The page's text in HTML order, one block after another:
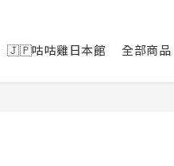
🇯🇵咕咕雞日本館 全部商品